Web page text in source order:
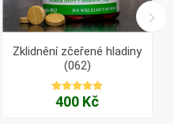
Zklidnění zčeřené hladiny
(062)
400 Kč